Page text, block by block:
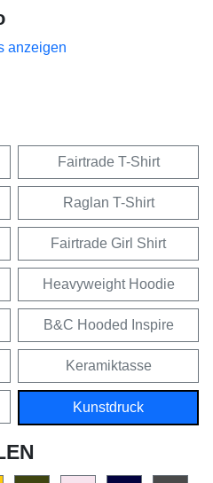
anzeigen
Fairtrade T-Shirt
Raglan T-Shirt
Fairtrade Girl Shirt
Heavyweight Hoodie
B&C Hooded Inspire
Keramiktasse
Kunstdruck